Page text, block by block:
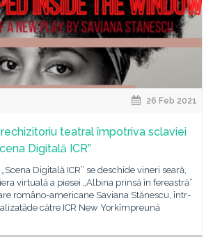
26 Feb 2021
rechizitoriu teatral împotriva sclaviei
Digitală ICR”
Digitală ICR” se deschide vineri seară,
virtuală a piesei „Albina prinsă în fereastră”
româno-americane Saviana Stănescu, într-
către ICR New Yorkîmpreună